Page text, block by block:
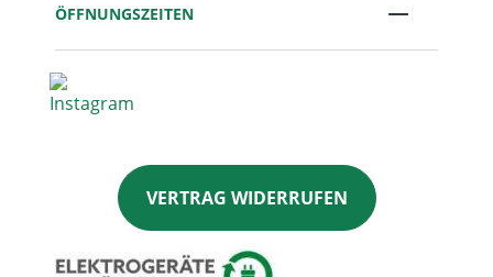
ÖFFNUNGSZEITEN
VERTRAG WIDERRUFEN